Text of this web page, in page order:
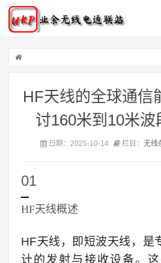
HF天线的全球通信
讨160米到10米波
日期：2025-10-14 栏目： 无线
01
HF天线概述
HF天线，即短波天线，是
计的发射与接收设备。